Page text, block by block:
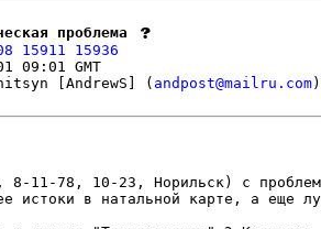
проблема
15911
15936
[AndrewS] ( andpost@mailru.com
8-11-78, 10-23, Норильск) с
истоки в натальной карте, а еще